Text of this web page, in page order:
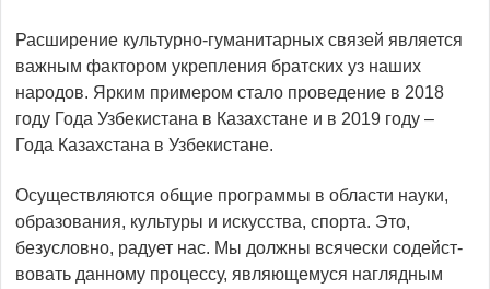
Расширение культурно-гуманитарных связей является
важным фактором укрепления братских уз наших
народов. Ярким примером стало проведение в 2018
году Года Узбекистана в Казахстане и в 2019 году –
Года Казахстана в Узбекистане.
Осуществляются общие прог­раммы в области науки,
образования, культуры и искусства, спорта. Это,
безусловно, радует нас. Мы должны всячески содейст­
вовать данному процессу, являю­щемуся наглядным